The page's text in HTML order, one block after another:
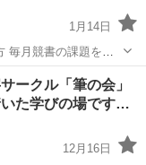
1月14日
の学びたいものを目
ただきます。 春の
課題
ークル「筆の会」
た学びの場です…
12月16日